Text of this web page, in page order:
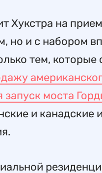
Хукстра на
но и с набором
тем,
запуск моста
и